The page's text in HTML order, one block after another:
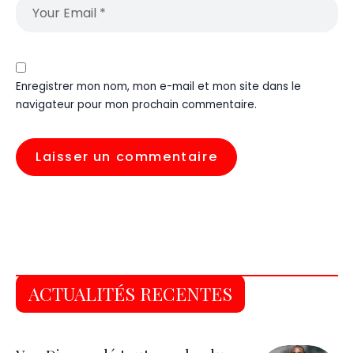
Enregistrer mon nom, mon e-mail et mon site dans le
navigateur pour mon prochain commentaire.
ACTUALITÉS RECENTES